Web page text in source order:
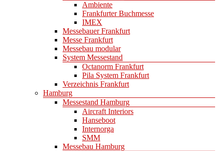
Ambiente
Frankfurter Buchmesse
IMEX
Messebauer Frankfurt
Messe Frankfurt
Messebau modular
System Messestand
Octanorm Frankfurt
Pila System Frankfurt
Verzeichnis Frankfurt
Hamburg
Messestand Hamburg
Aircraft Interiors
Hanseboot
Internorga
SMM
Messebau Hamburg